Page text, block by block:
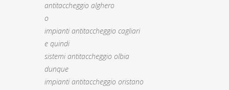
antitaccheggio alghero
o
impianti antitaccheggio cagliari
e quindi
sistemi antitaccheggio olbia
dunque
impianti antitaccheggio oristano